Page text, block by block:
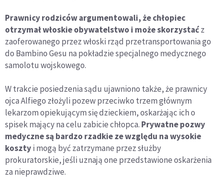
Prawnicy rodziców argumentowali, że chłopiec
otrzymał włoskie obywatelstwo i może skorzystaćz
zaoferowanego przez włoski rząd przetransportowania go
do Bambino Gesu na pokładzie specjalnego medycznego
samolotu wojskowego.
W trakcie posiedzenia sądu ujawniono także, że prawnicy
ojca Alfiego złożyli pozew przeciwko trzem głównym
lekarzom opiekującym się dzieckiem, oskarżając ich o
spisek mający na celu zabicie chłopca. Prywatne pozwy
medyczne są bardzo rzadkie ze względu na wysokie
kosztyi mogą być zatrzymane przez służby
prokuratorskie, jeśli uznają one przedstawione oskarżenia
za nieprawdziwe.